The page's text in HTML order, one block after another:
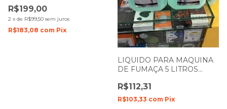
R$199,00
2 x de R$99,50 sem juros
R$183,08 com Pix
LIQUIDO PARA MAQUINA
DE FUMAÇA 5 LITROS
R$112,31
R$103,33 com Pix